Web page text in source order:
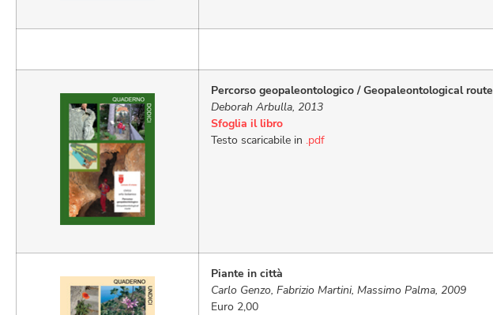
Percorso geopaleontologico / Geopaleontological route
Deborah Arbulla, 2013
Sfoglia il libro
Testo scaricabile in .pdf
Piante in città
Carlo Genzo, Fabrizio Martini, Massimo Palma, 2009
Euro 2,00